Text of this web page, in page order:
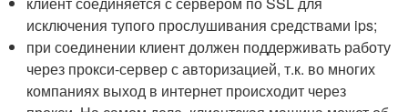
исключения тупого прослушивания средствами ips;
при соединении клиент должен поддерживать работу
через прокси-сервер с авторизацией, т.к. во многих
компаниях выход в интернет происходит через